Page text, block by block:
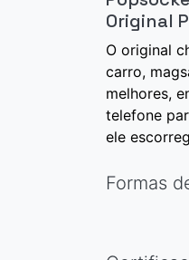
Original
O original
carro,
melhores,
telefone
ele
Formas